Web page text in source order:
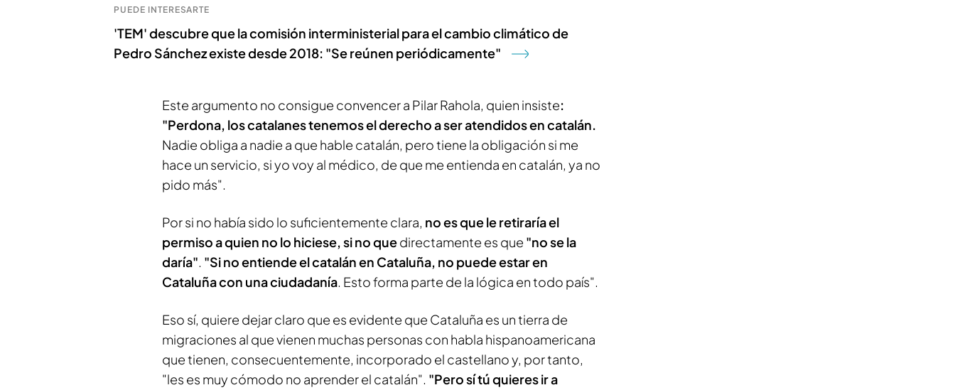
PUEDE INTERESARTE
'TEM' descubre que la comisión interministerial para el cambio climático de
Pedro Sánchez existe desde 2018: "Se reúnen periódicamente"
Este argumento no consigue convencer a Pilar Rahola, quien insiste:
"Perdona, los catalanes tenemos el derecho a ser atendidos en catalán.
Nadie obliga a nadie a que hable catalán, pero tiene la obligación si me
hace un servicio, si yo voy al médico, de que me entienda en catalán, ya no
pido más".
Por si no había sido lo suficientemente clara, no es que le retiraría el
permiso a quien no lo hiciese, si no quedirectamente es que "no se la
daría". "Si no entiende el catalán en Cataluña, no puede estar en
Cataluña con una ciudadanía. Esto forma parte de la lógica en todo país".
Eso sí, quiere dejar claro que es evidente que Cataluña es un tierra de
migraciones al que vienen muchas personas con habla hispanoamericana
que tienen, consecuentemente, incorporado el castellano y, por tanto,
"les es muy cómodo no aprender el catalán". "Pero sí tú quieres ir a